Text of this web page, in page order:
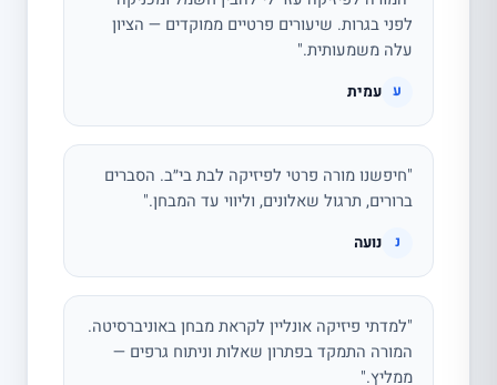
לפני בגרות. שיעורים פרטיים ממוקדים — הציון
עלה משמעותית."
ע עמית
"חיפשנו מורה פרטי לפיזיקה לבת בי״ב. הסברים
ברורים, תרגול שאלונים, וליווי עד המבחן."
נ נועה
"למדתי פיזיקה אונליין לקראת מבחן באוניברסיטה.
המורה התמקד בפתרון שאלות וניתוח גרפים —
ממליץ."